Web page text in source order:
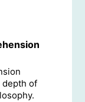
depth of